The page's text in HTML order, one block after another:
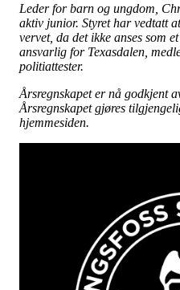
Leder for barn og ungdom,
aktiv junior. Styret har vedtatt
vervet, da det ikke anses som
ansvarlig for Texasdalen,
politiattester.
Årsregnskapet er nå godkjent
Årsregnskapet gjøres
hjemmesiden.